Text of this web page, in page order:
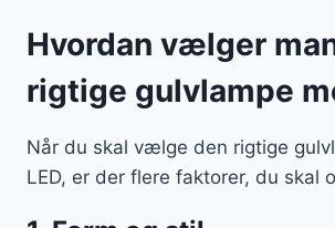
Hvordan vælger
rigtige gulvlampe
Når du skal vælge den rigtige
LED, er der flere faktorer, du skal